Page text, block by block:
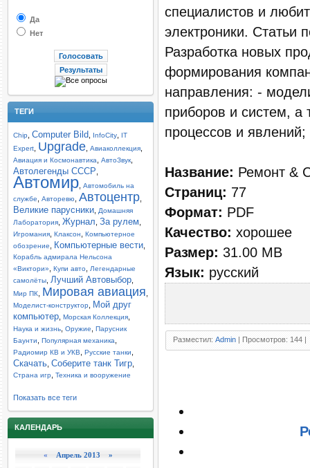
Да
Нет
ТЕГИ
Chip Computer Bild InfoCity
IT
Expert
Upgrade Авиаколлекция
Авиация и Космонавтика АвтоЗвук
Автолегенды СССР
Автомир Автомобиль на
службе
Авторевю Автоцентр
Великие парусники
Домашняя
Лаборатория Журнал За рулем
Игромания Клаксон
Компьютерное
обозрение
Компьютерные вести
Корабль адмирала Нельсона
«Виктори»
Купи авто
Легендарные
самолёты Лучший Автовыбор
Мир ПК Мировая авиация
Моделист-конструктор
Мой друг
компьютер Морская Коллекция
Наука и жизнь Оружие
Парусник
Баунти
Популярная механика
Радиомир КВ и УКВ Русские танки
Скачать Соберите танк Тигр
Страна игр Техника и вооружение
Показать все теги
КАЛЕНДАРЬ
« Апрель 2013 »
специалистов и
электроники. Статьи
Разработка новых
формирования
направления: -
приборов и систем, а
процессов и
Название: Ремонт &
Страниц: 77
Формат: PDF
Качество: хорошее
Размер: 31.00 MB
Язык: русский
Разместил: Admin | Просмотров: 144 |